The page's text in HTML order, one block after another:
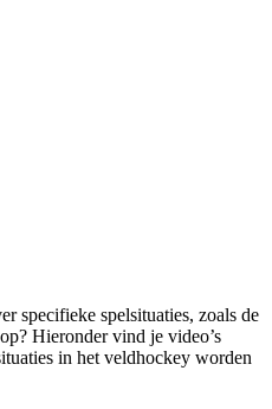
specifieke spelsituaties, zoals de
Hieronder vind je video’s
in het veldhockey worden